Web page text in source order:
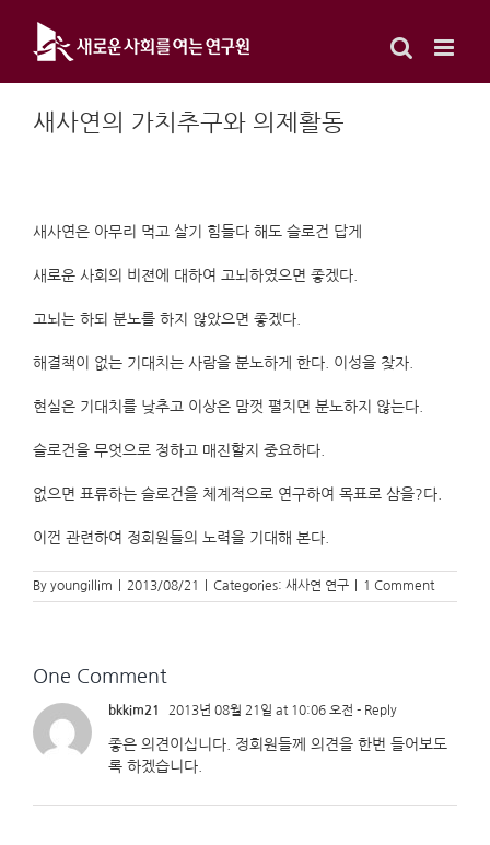
content
새사연의 가치추구와 의제활동
새사연은 아무리 먹고 살기 힘들다 해도 슬로건 답게
새로운 사회의 비젼에 대하여 고뇌하였으면 좋겠다.
고뇌는 하되 분노를 하지 않았으면 좋겠다.
해결책이 없는 기대치는 사람을 분노하게 한다. 이성을 찾자.
현실은 기대치를 낮추고 이상은 맘껏 펼치면 분노하지 않는다.
슬로건을 무엇으로 정하고 매진할지 중요하다.
없으면 표류하는 슬로건을 체계적으로 연구하여 목표로 삼을?다.
이껀 관련하여 정회원들의 노력을 기대해 본다.
By youngillim 2013/08/21 Categories: 새사연 연구 1 Comment
One Comment
bkkim21 2013년 08월 21일 at 10:06 오전 - Reply
좋은 의견이십니다. 정회원들께 의견을 한번 들어보도
록 하겠습니다.